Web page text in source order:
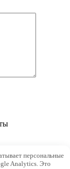
for the next
персональные
Analytics. Это